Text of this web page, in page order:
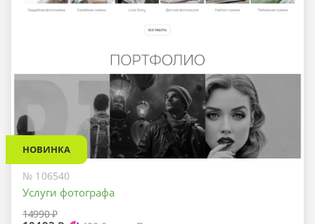
НОВИНКА
№ 106540
Услуги фотографа
14990 ₽